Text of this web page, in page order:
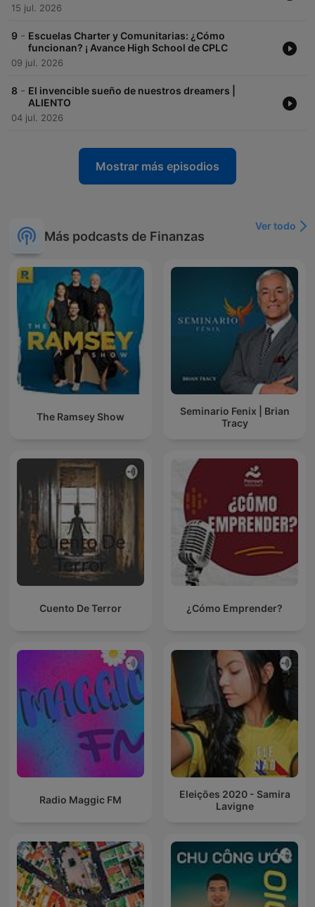
15 jul. 2026
9 - Escuelas Charter y Comunitarias: ¿Cómo
funcionan? ¡ Avance High School de CPLC
09 jul. 2026
8 - El invencible sueño de nuestros dreamers |
ALIENTO
04 jul. 2026
Mostrar más episodios
Más podcasts de Finanzas
Ver todo
The Ramsey Show
Seminario Fenix | Brian
Tracy
Cuento De Terror ¿Cómo Emprender?
Radio Maggic FM
Eleições 2020 - Samira
Lavigne